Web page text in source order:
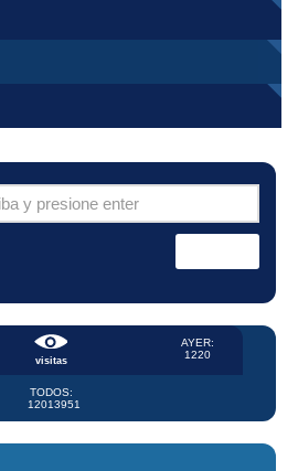
visitas
AYER:
1220
TODOS:
12013951